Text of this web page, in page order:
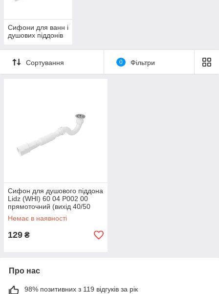
Сифони для ванн і
душових піддонів
Сортування 0 Фільтри
Сифон для душового піддона
Lidz (WHI) 60 04 P002 00
прямоточний (вихід 40/50
мм)
Немає в наявності
129 ₴
Про нас
98% позитивних з 119 відгуків за рік